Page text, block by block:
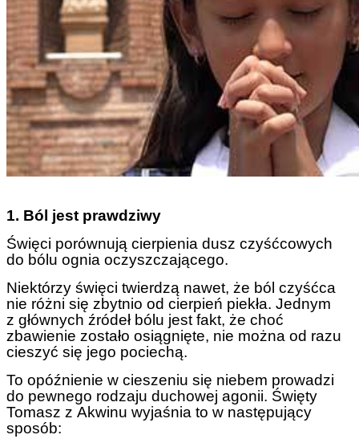
1. Ból jest prawdziwy
Święci porównują cierpienia dusz czyśćcowych
do bólu ognia oczyszczającego.
Niektórzy święci twierdzą nawet, że ból czyśćca
nie różni się zbytnio od cierpień piekła. Jednym
z głównych źródeł bólu jest fakt, że choć
zbawienie zostało osiągnięte, nie można od razu
cieszyć się jego pociechą.
To opóźnienie w cieszeniu się niebem prowadzi
do pewnego rodzaju duchowej agonii. Święty
Tomasz z Akwinu wyjaśnia to w następujący
sposób: